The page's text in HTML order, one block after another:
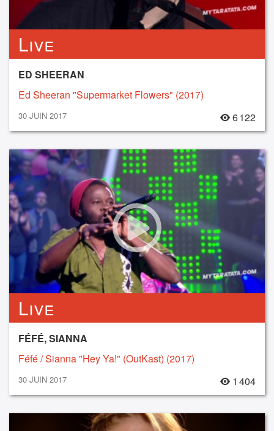
Live
ED SHEERAN
Ed Sheeran "Supermarket Flowers" (2017)
30 JUIN 2017 6 122
Live
FÉFÉ, SIANNA
Féfé / Sianna "Hey Ya!" (OutKast) (2017)
30 JUIN 2017 1 404